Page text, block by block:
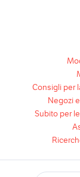
Consigli per
Negozi
Subito per